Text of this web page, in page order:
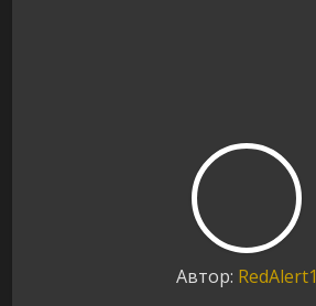
Автор: RedAlert1